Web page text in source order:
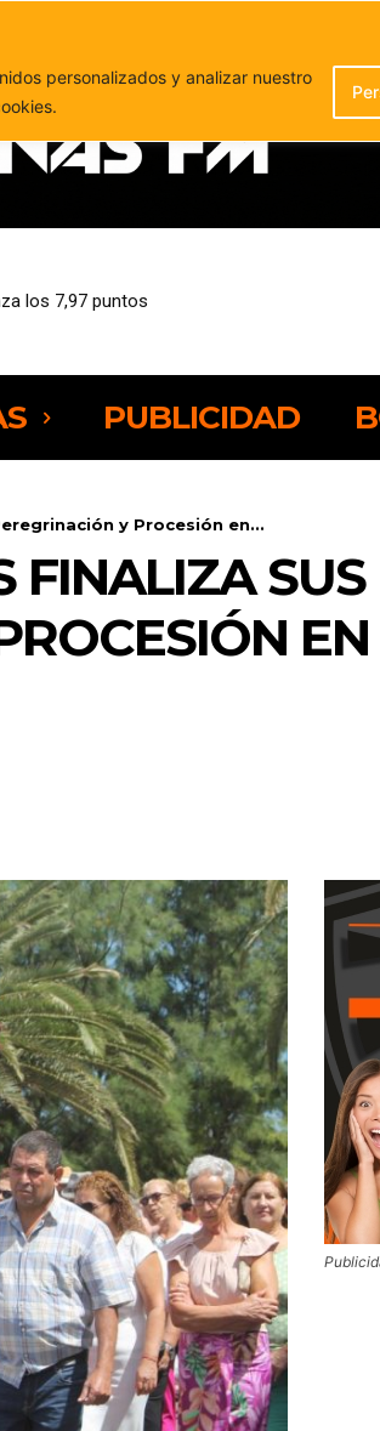
personalizados y analizar nuestro
7,97 puntos
para ser devuelto a su propietario
PUBLICIDAD
y Procesión en...
FINALIZA SUS